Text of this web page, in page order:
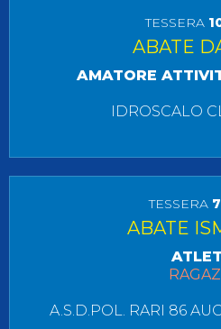
TESSERA
ABATE
AMATORE
IDROSCALO
TESSERA
ABATE
A.S.D.POL. RARI 86